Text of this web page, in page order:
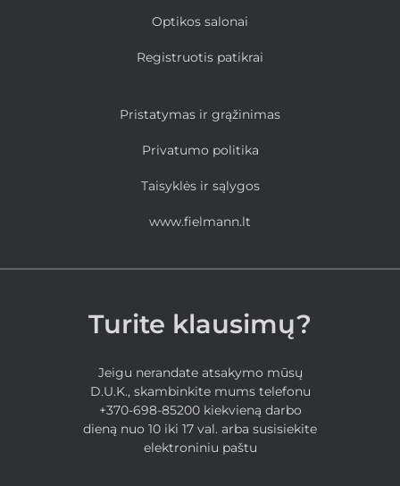
Optikos salonai
Registruotis patikrai
Pristatymas ir grąžinimas
Privatumo politika
Taisyklės ir sąlygos
www.fielmann.lt
Turite klausimų?
Jeigu nerandate atsakymo mūsų
D.U.K., skambinkite mums telefonu
+370-698-85200 kiekvieną darbo
dieną nuo 10 iki 17 val. arba susisiekite
elektroniniu paštu